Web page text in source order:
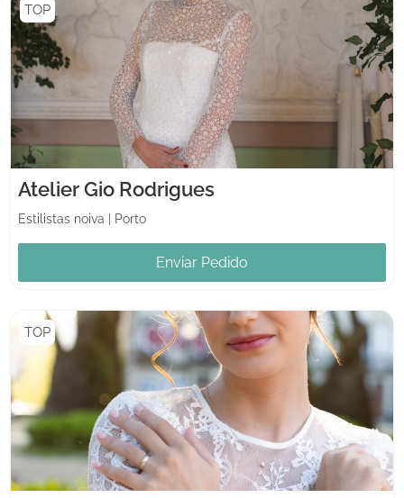
TOP
Atelier Gio Rodrigues
Estilistas noiva Porto
Enviar Pedido
TOP